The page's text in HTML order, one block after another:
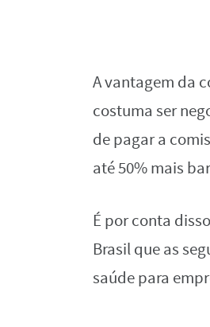
A vantagem da
costuma ser
de pagar a
até 50% mais
É por conta
Brasil que as
saúde para